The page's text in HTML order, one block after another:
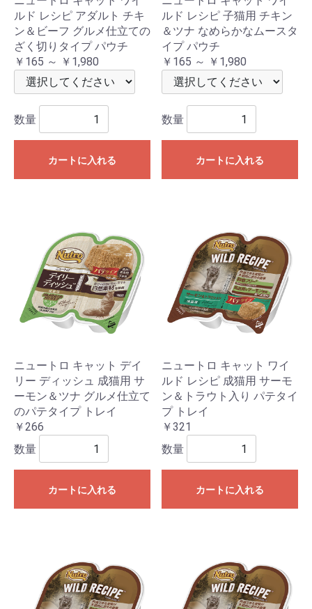
ルド レシピ アダルト チキ
ン＆ビーフ グルメ仕立ての
ざく切りタイプ パウチ
￥165 ～ ￥1,980
数量
カートに入れる
ルド レシピ 子猫用 チキン
＆ツナ なめらかなムースタ
イプ パウチ
￥165 ～ ￥1,980
数量
カートに入れる
ニュートロ キャット デイ
リー ディッシュ 成猫用 サ
ーモン＆ツナ グルメ仕立て
のパテタイプ トレイ
￥266
数量
カートに入れる
ニュートロ キャット ワイ
ルド レシピ 成猫用 サーモ
ン＆トラウト入り パテタイ
プ トレイ
￥321
数量
カートに入れる